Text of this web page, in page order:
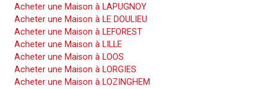
Acheter une Maison à LAPUGNOY
Acheter une Maison à LE DOULIEU
Acheter une Maison à LEFOREST
Acheter une Maison à LILLE
Acheter une Maison à LOOS
Acheter une Maison à LORGIES
Acheter une Maison à LOZINGHEM